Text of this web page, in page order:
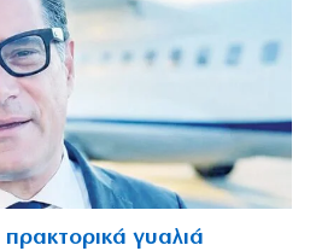
πρακτορικά γυαλιά